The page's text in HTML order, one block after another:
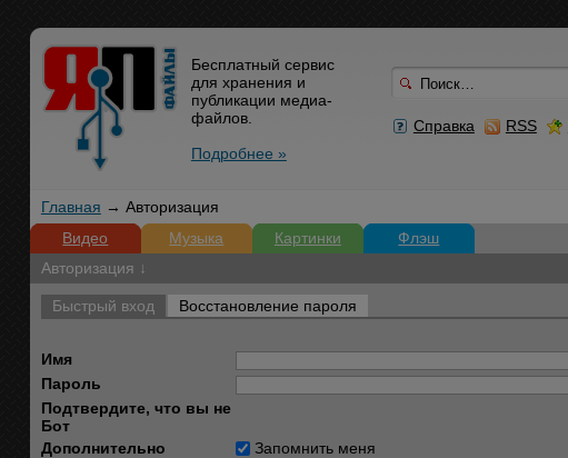
Справка RSS
Бесплатный сервис
для хранения и
публикации медиа-
файлов.
Подробнее »
Главная → Авторизация
Видео
Музыка Картинки
Флэш
Авторизация ↓
Быстрый вход Восстановление пароля
Имя
Пароль
Подтвердите, что вы не
Бот
Дополнительно
Запомнить меня